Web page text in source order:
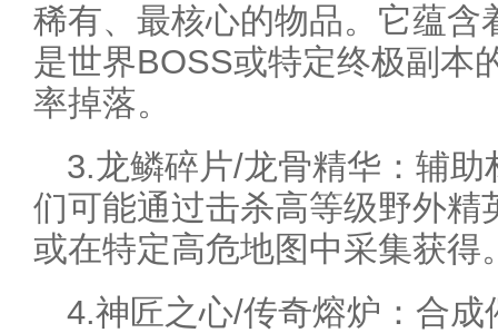
稀有、最核心的物品。它蕴含
是世界BOSS或特定终极副本
率掉落。
3.龙鳞碎片/龙骨精华：辅
们可能通过击杀高等级野外精
或在特定高危地图中采集获得
4.神匠之心/传奇熔炉：合